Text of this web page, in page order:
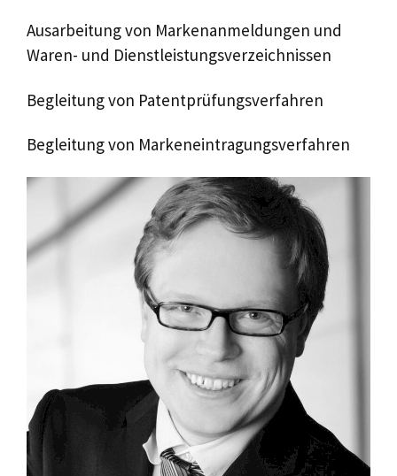
Ausarbeitung von Markenanmeldungen und
Waren- und Dienstleistungsverzeichnissen
Begleitung von Patentprüfungsverfahren
Begleitung von Markeneintragungsverfahren